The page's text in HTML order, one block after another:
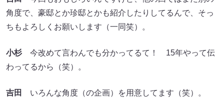
角度で、豪邸とか珍邸とかも紹介したりしてるんで、そっ
ちもよろしくお願いします（一同笑）。
小杉 今改めて言わんでも分かってるて！ 15年やって伝
わってるから（笑）。
吉田 いろんな角度（の企画）を用意してます（笑）。